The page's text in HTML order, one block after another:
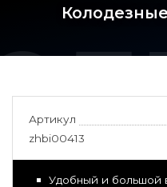
Артикул
zhbi00413
Удобный и большой